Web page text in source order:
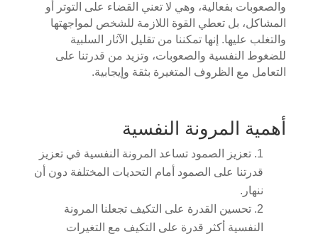
والصعوبات بفعالية، وهي لا تعني القضاء على التوتر أو
المشاكل، بل تعطي القوة اللازمة للشخص لمواجهتها
والتغلب عليها. إنها تمكننا من تقليل الآثار السلبية
للضغوط النفسية والصعوبات، وتزيد من قدرتنا على
التعامل مع الظروف المتغيرة بثقة وإيجابية.
أهمية المرونة النفسية
تعزيز الصمود تساعد المرونة النفسية في تعزيز
قدرتنا على الصمود أمام التحديات المختلفة دون أن
ننهار.
تحسين القدرة على التكيف تجعلنا المرونة
النفسية أكثر قدرة على التكيف مع التغيرات